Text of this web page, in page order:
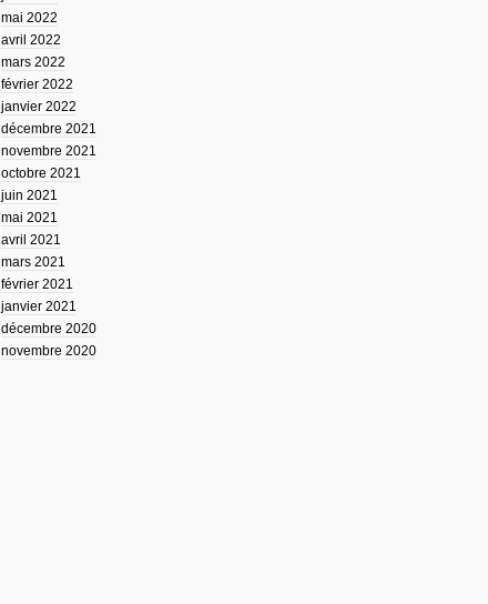
mai 2022
avril 2022
mars 2022
février 2022
janvier 2022
décembre 2021
novembre 2021
octobre 2021
juin 2021
mai 2021
avril 2021
mars 2021
février 2021
janvier 2021
décembre 2020
novembre 2020